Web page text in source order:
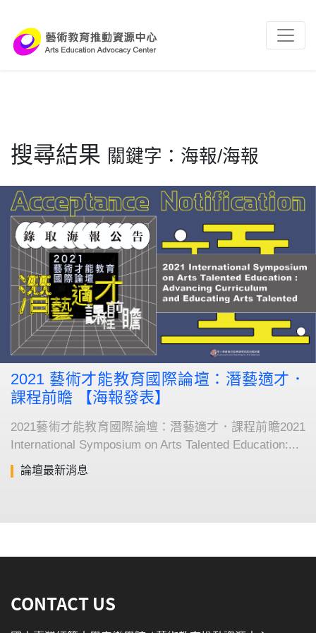
搜尋結果 關鍵字：海報/海報
2021 藝術才能教育國際論壇：潛藝適才．
課程前瞻 【海報發表】
2021藝術才能教育國際論壇：潛藝適才．課程前瞻2021
International Symposium on Arts Talented Education:...
論壇最新消息
CONTACT US